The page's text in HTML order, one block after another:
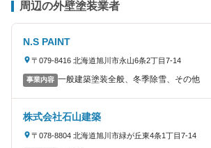
周辺の外壁塗装業者
N.S PAINT
〒079-8416 北海道旭川市永山6条2丁目7-14
事業内容 一般建築塗装全般、冬季除雪、その他
株式会社石山建築
〒078-8804 北海道旭川市緑が丘東4条1丁目7-14